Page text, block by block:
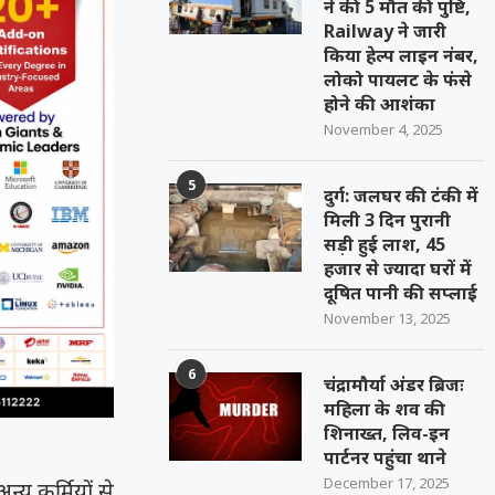
ने की 5 मौत की पुष्टि,
Railway ने जारी
किया हेल्प लाइन नंबर,
लोको पायलट के फंसे
होने की आशंका
November 4, 2025
5
दुर्ग: जलघर की टंकी में
मिली 3 दिन पुरानी
सड़ी हुई लाश, 45
हजार से ज्यादा घरों में
दूषित पानी की सप्लाई
November 13, 2025
6
चंद्रामौर्या अंडर ब्रिजः
महिला के शव की
शिनाख्त, लिव-इन
पार्टनर पहुंचा थाने
December 17, 2025